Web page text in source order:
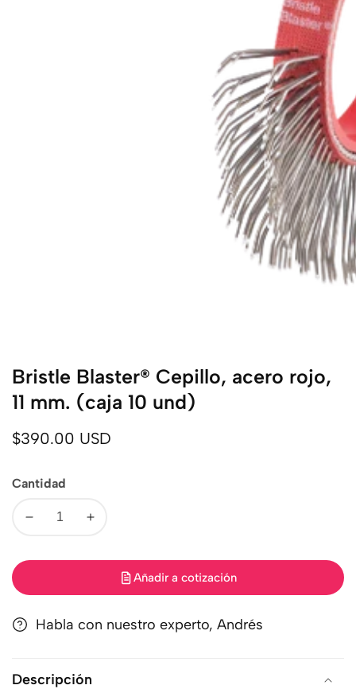
Bristle Blaster® Cepillo, acero rojo,
11 mm. (caja 10 und)
Precio
$390.00 USD
Cantidad
Disminuir
Aumentar
Añadir a cotización
Habla con nuestro experto, Andrés
Descripción